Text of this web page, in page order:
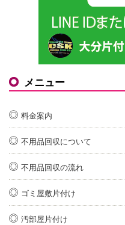
メニュー
料金案内
不用品回収について
不用品回収の流れ
ゴミ屋敷片付け
汚部屋片付け